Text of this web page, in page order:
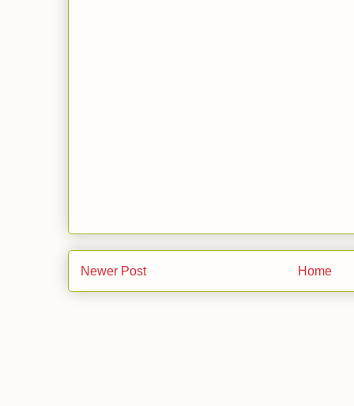
Newer Post Home